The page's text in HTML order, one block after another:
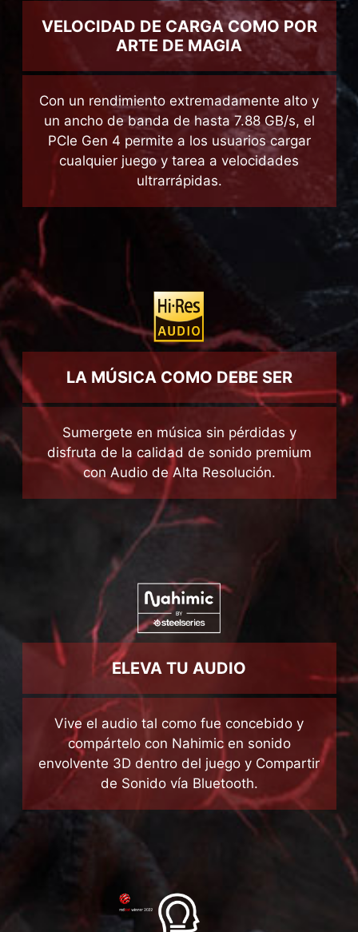
ultrarrápidas.
LA MÚSICA COMO DEBE SER
disfruta de la calidad de sonido premium
con Audio de Alta Resolución.
ELEVA TU AUDIO
Vive el audio tal como fue concebido y
compártelo con Nahimic en sonido
envolvente 3D dentro del juego y Compartir
de Sonido vía Bluetooth.
OBTÉN TODOS LOS BENEFICIOS
El exclusivo MSI Center te ayuda a
tus preferencias.